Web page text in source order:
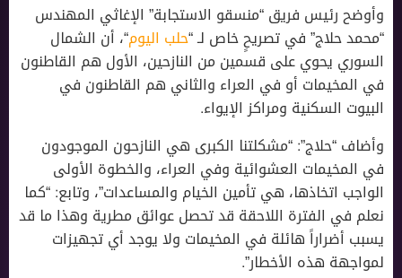
وأوضح رئيس فريق “منسقو الاستجابة” الإغاثي المهندس
“محمد حلاج” في تصريحٍ خاص لـ “حلب اليوم“، أن الشمال
السوري يحوي على قسمين من النازحين، الأول هم القاطنون
في المخيمات أو في العراء والثاني هم القاطنون في
البيوت السكنية ومراكز الإيواء.
وأضاف “حلاج”: “مشكلتنا الكبرى هي النازحون الموجودون
في المخيمات العشوائية وفي العراء، والخطوة الأولى
الواجب اتخاذها، هي تأمين الخيام والمساعدات”، وتابع: “كما
نعلم في الفترة اللاحقة قد تحصل عوائق مطرية وهذا ما قد
يسبب أضراراً هائلة في المخيمات ولا يوجد أي تجهيزات
لمواجهة هذه الأخطار”.